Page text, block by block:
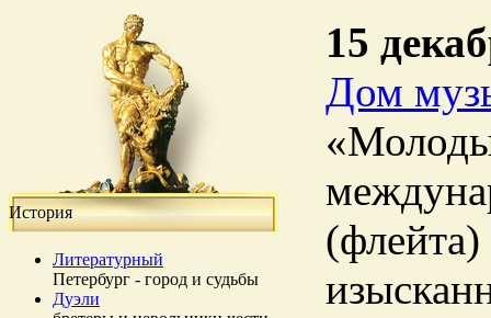
История
Литературный
Петербург - город и судьбы
Дуэли
15
Дом